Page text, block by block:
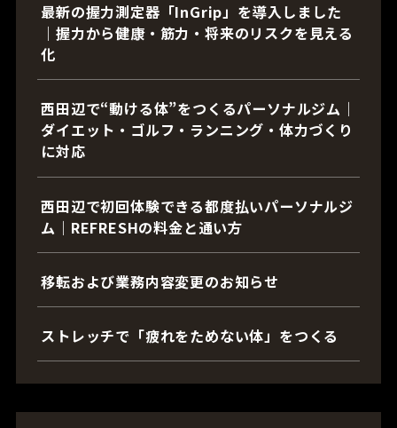
最新の握力測定器「InGrip」を導入しました
｜握力から健康・筋力・将来のリスクを見える
化
西田辺で“動ける体”をつくるパーソナルジム｜
ダイエット・ゴルフ・ランニング・体力づくり
に対応
西田辺で初回体験できる都度払いパーソナルジ
ム｜REFRESHの料金と通い方
移転および業務内容変更のお知らせ
ストレッチで「疲れをためない体」をつくる